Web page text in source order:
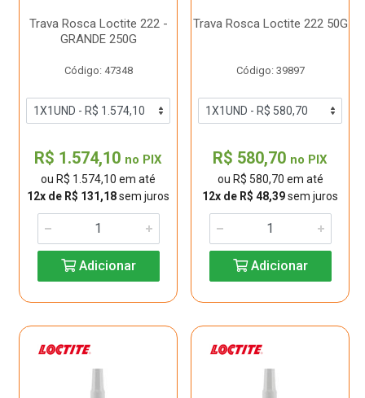
Trava Rosca Loctite 222 -
GRANDE 250G
Código: 47348
R$ 1.574,10 no PIX
ou R$ 1.574,10 em até
12x de R$ 131,18sem juros
Adicionar
Trava Rosca Loctite 222 50G
Código: 39897
R$ 580,70 no PIX
ou R$ 580,70 em até
12x de R$ 48,39sem juros
Adicionar